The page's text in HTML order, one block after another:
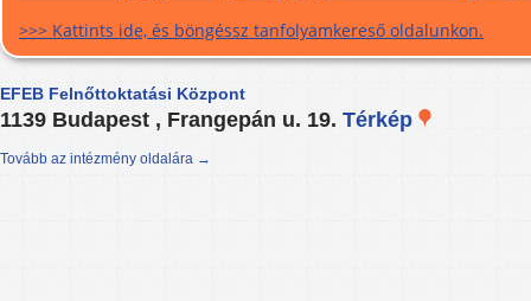
>>> Kattints ide, és böngéssz tanfolyamkereső oldalunkon.
EFEB Felnőttoktatási Központ
1139 Budapest , Frangepán u. 19. Térkép
Tovább az intézmény oldalára →